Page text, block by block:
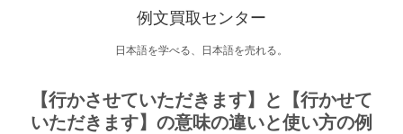
例文買取センター
日本語を学べる、日本語を売れる。
【行かさせていただきます】と【行かせて
いただきます】の意味の違いと使い方の例